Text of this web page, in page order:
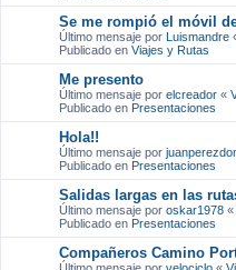
Se me rompió el móvil
Último mensaje por Luismandre
Publicado en Viajes y Rutas
Me presento
Último mensaje por elcreador «
Publicado en Presentaciones
Hola!!
Último mensaje por
Publicado en Presentaciones
Salidas largas en las
Último mensaje por oskar1978 «
Publicado en Presentaciones
Compañeros Camino
Último mensaje por velociclo «